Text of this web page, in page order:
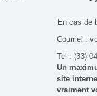
En cas de
Courriel :
Tel : (33)
Un
site
vraiment